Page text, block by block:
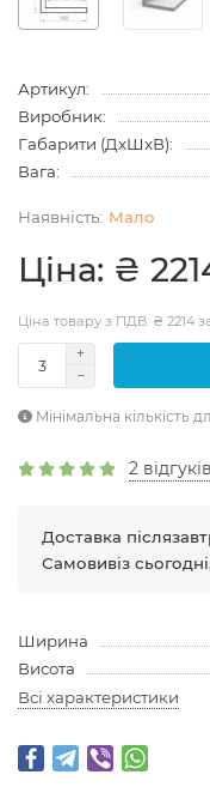
Артикул:
Виробник:
Габарити (ДхШхВ):
Вага:
Мало
Цiна: ₴
Ціна товару з ПДВ: ₴ 2214
Мінімальна кількість
2 відгуків
Доставка
Самовивіз
Ширина
Висота
Всі характеристики